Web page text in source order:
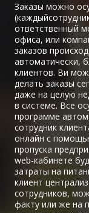
Заказы можно
ответственный
офиса, или
заказов
автоматически,
клиентов. Ви
делать заказы
даже на целую
в системе. Все
программе
сотрудник
онлайн с
пропуска
web-кабинете
затраты на
клиент
сотрудников,
факту или же на